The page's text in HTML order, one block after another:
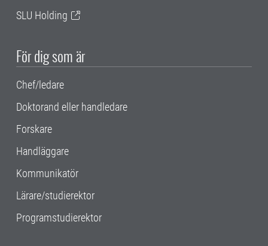
SLU Holding
För dig som är
Chef/ledare
Doktorand eller handledare
Forskare
Handläggare
Kommunikatör
Lärare/studierektor
Programstudierektor